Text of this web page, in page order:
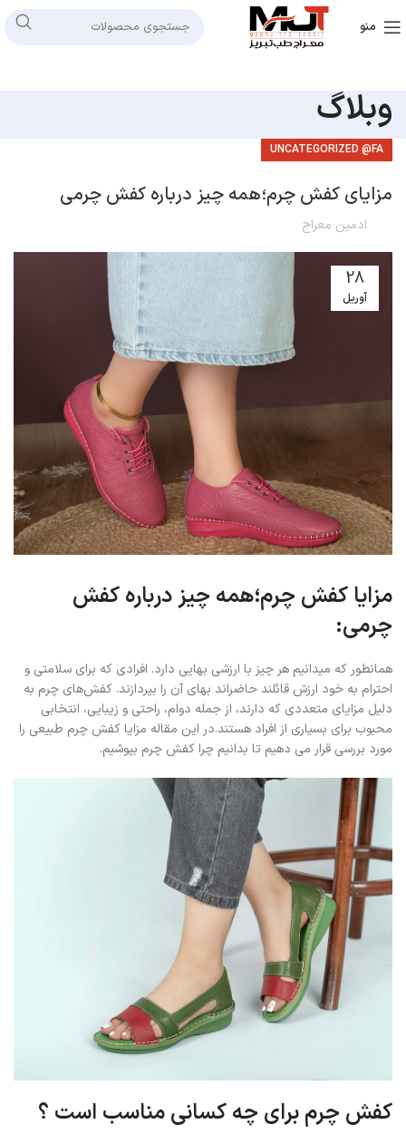
منو
وبلاگ
UNCATEGORIZED @FA
مزایای کفش چرم؛همه چیز درباره کفش چرمی
ادمین معراج
28
آوریل
مزایا کفش چرم؛همه چیز درباره کفش
چرمی:
همانطور که میدانیم هر چیز با ارزشی بهایی دارد. افرادی که برای سلامتی و
احترام به خود ارزش قائلند حاضراند بهای آن را بپردازند. کفش‌های چرم به
دلیل مزایای متعددی که دارند، از جمله دوام، راحتی و زیبایی، انتخابی
محبوب برای بسیاری از افراد هستند.در این مقاله مزایا کفش چرم طبیعی را
مورد بررسی قرار می دهیم تا بدانیم چرا کفش چرم بپوشیم.
کفش چرم برای چه کسانی مناسب است ؟